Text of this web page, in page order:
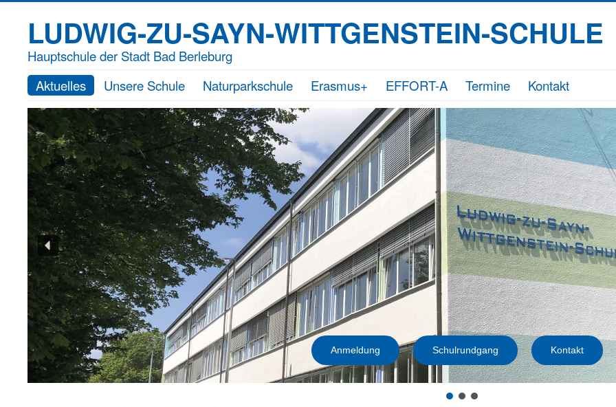
LUDWIG-ZU-SAYN-WITTGENSTEIN-SCHULE
Hauptschule der Stadt Bad Berleburg
Aktuelles
Unsere Schule Naturparkschule Erasmus+ EFFORT-A Termine Kontakt
Anmeldung Schulrundgang Kontakt